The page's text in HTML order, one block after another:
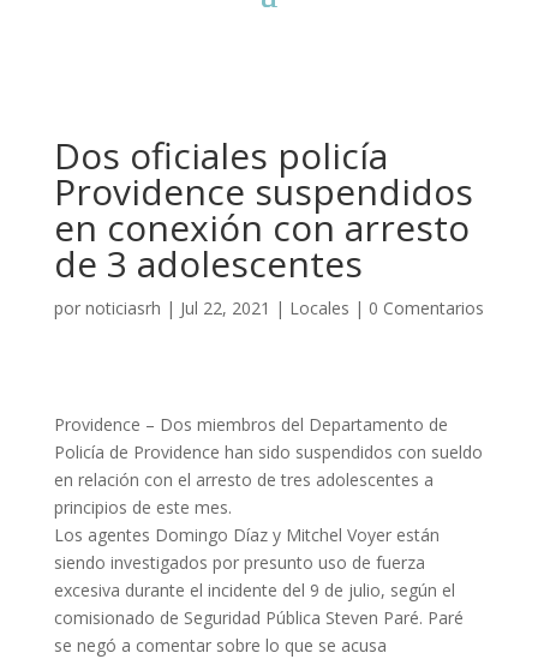
Dos oficiales policía
Providence suspendidos
en conexión con arresto
de 3 adolescentes
por noticiasrh | Jul 22, 2021 | Locales | 0 Comentarios
Providence – Dos miembros del Departamento de
Policía de Providence han sido suspendidos con sueldo
en relación con el arresto de tres adolescentes a
principios de este mes.
Los agentes Domingo Díaz y Mitchel Voyer están
siendo investigados por presunto uso de fuerza
excesiva durante el incidente del 9 de julio, según el
comisionado de Seguridad Pública Steven Paré. Paré
se negó a comentar sobre lo que se acusa